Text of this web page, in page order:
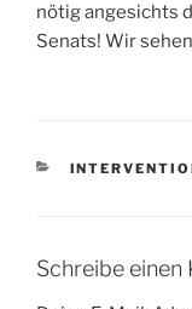
nötig angesichts
Senats! Wir
KATEGORIEN
Schreibe einen